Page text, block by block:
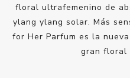
floral ultrafemenino de
ylang ylang solar. Más
for Her Parfum es la
gran floral